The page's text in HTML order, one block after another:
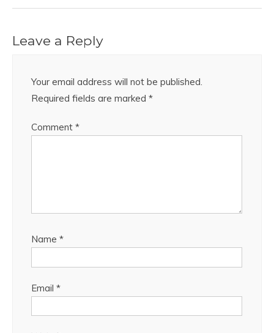
Leave a Reply
Your email address will not be published.
Required fields are marked *
Comment *
Name *
Email *